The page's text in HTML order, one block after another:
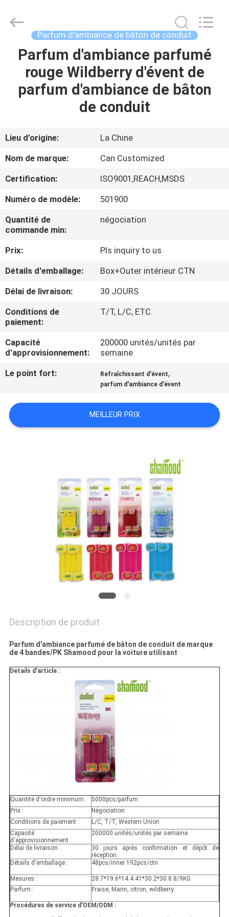
MAISON
PRODUITS
SUJET
DE
NOUS
VISITE
D'USINE
CONTRÔLE
DE
QUALITÉ
CONTACTEZ-
NOUS
NOUVELLES
DEMANDEZ
UNE
PRIVACY
Products
Reserved.
Parfum d'ambiance de bâton de conduit
Parfum d'ambiance parfumé
rouge Wildberry d'évent de
parfum d'ambiance de bâton
de conduit
Lieu d'origine:
La Chine
Nom de marque:
Can Customized
Certification:
ISO9001,REACH,MSDS
Numéro de modèle:
501900
Quantité de
commande min:
négociation
Prix:
Pls inquiry to us
Détails d'emballage:
Box+Outer intérieur CTN
Délai de livraison:
30 JOURS
Conditions de
paiement:
T/T, L/C, ETC.
Capacité
d'approvisionnement:
200000 unités/unités par
semaine
Le point fort:
Refraîchissant d'évent,
parfum d'ambiance d'évent
MEILLEUR PRIX
Description de produit
Parfum d'ambiance parfumé de bâton de conduit de marque
de 4 bandes/PK Shamood pour la voiture utilisant
Détails d'article :
Quantité d'ordre minimum :
5000pcs/parfum
Prix :
Négociation
Conditions de paiement :
L/C, T/T, Western Union
Capacité
d'approvisionnement :
200000 unités/unités par semaine
Délai de livraison :
30 jours après confirmation et dépôt de
réception.
Détails d'emballage :
48pcs/inner 192pcs/ctn
Mesures :
28.7*19.6*14.4 41*30.2*30.8 8/9KG
Parfum :
Fraise, Marin, citron, wildberry
Procédures de service d'OEM/ODM :